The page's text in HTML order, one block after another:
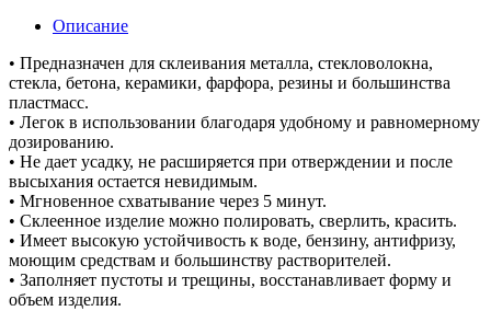
Описание
• Предназначен для склеивания металла, стекловолокна,
стекла, бетона, керамики, фарфора, резины и большинства
пластмасс.
• Легок в использовании благодаря удобному и равномерному
дозированию.
• Не дает усадку, не расширяется при отверждении и после
высыхания остается невидимым.
• Мгновенное схватывание через 5 минут.
• Склеенное изделие можно полировать, сверлить, красить.
• Имеет высокую устойчивость к воде, бензину, антифризу,
моющим средствам и большинству растворителей.
• Заполняет пустоты и трещины, восстанавливает форму и
объем изделия.